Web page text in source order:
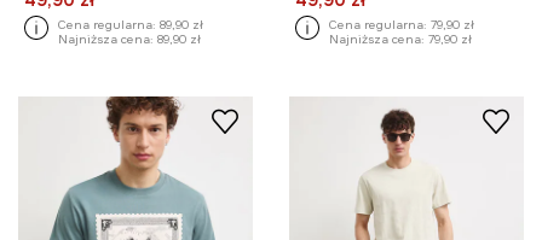
Cena regularna: 89,90 zł
Najniższa cena: 89,90 zł
Cena regularna: 79,90 zł
Najniższa cena: 79,90 zł